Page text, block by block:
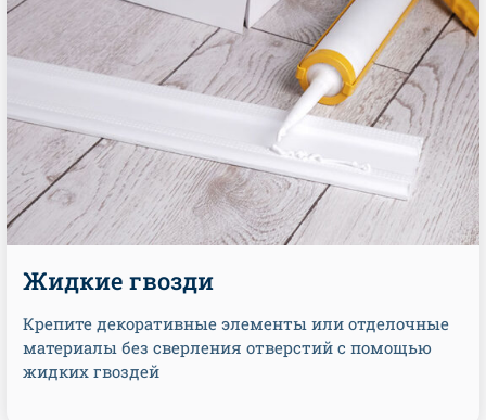
Жидкие гвозди
Крепите декоративные элементы или отделочные
материалы без сверления отверстий с помощью
жидких гвоздей